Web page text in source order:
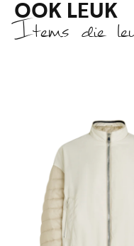
OOK LEUK
Items die